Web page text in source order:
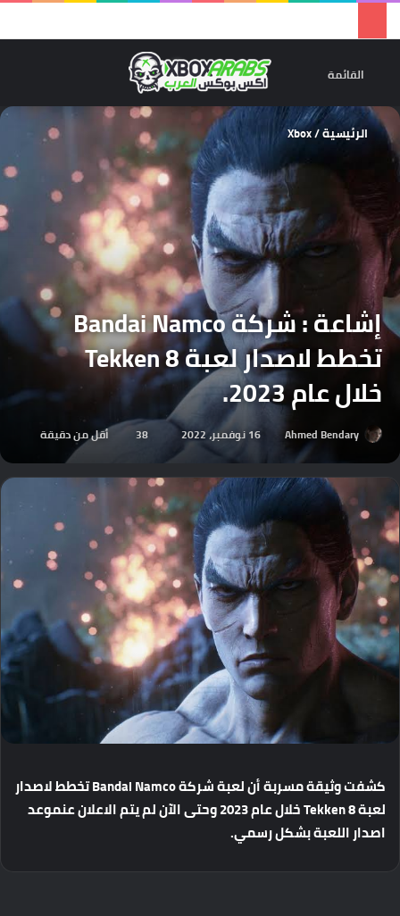
القائمة
الرئيسية/
Xbox
إشاعة : شركة Bandai Namco
تخطط لاصدار لعبة Tekken 8
خلال عام 2023.
Ahmed Bendary 16 نوفمبر، 2022 38 أقل من دقيقة
كشفتوثيقةمسربةأنلعبةشركة تخططلاصدار
لعبة
خلالعام وحتىالآنلميتمالاعلانعنموعد
اصداراللعبةبشكلرسمي.